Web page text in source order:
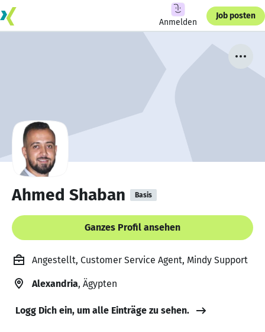
Anmelden
Job posten
Ahmed Shaban Basis
Ganzes Profil ansehen
Angestellt, Customer Service Agent, Mindy Support
Alexandria, Ägypten
Logg Dich ein, um alle Einträge zu sehen.